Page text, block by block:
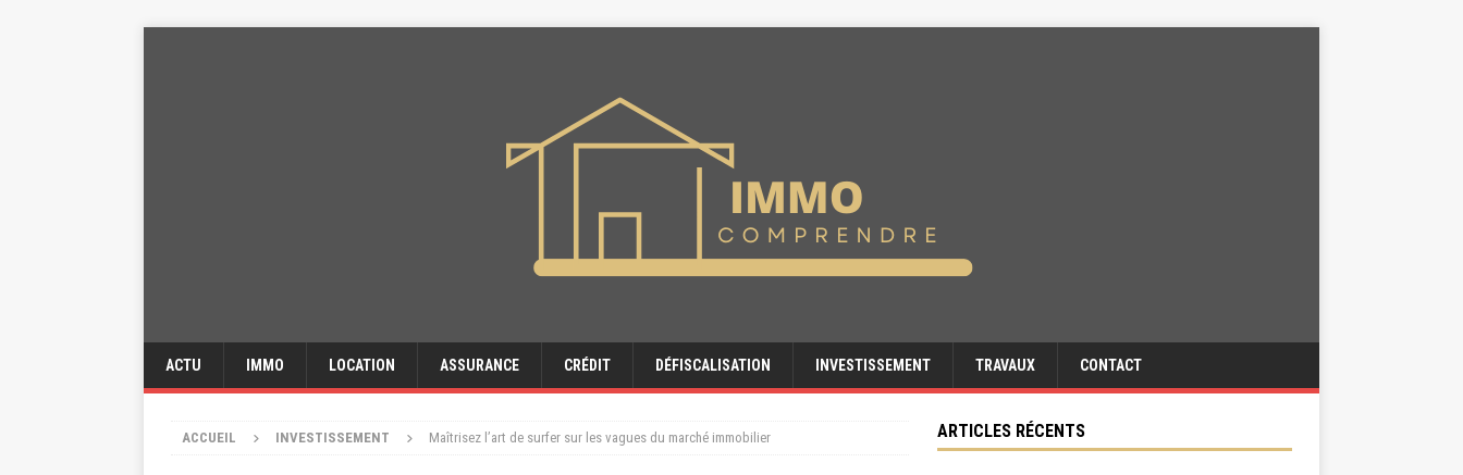
ACTU IMMO LOCATION ASSURANCE CRÉDIT DÉFISCALISATION INVESTISSEMENT TRAVAUX CONTACT
ACCUEIL INVESTISSEMENT Maîtrisez l’art de surfer sur les vagues du marché immobilier ARTICLES RÉCENTS